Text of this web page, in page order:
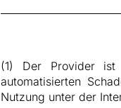
(1) Der Provider ist
automatisierten
Nutzung unter der